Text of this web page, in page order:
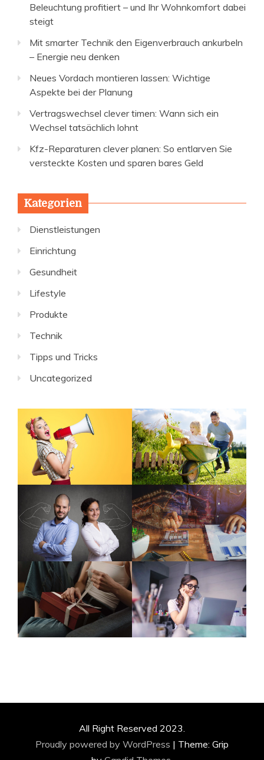
Beleuchtung profitiert – und Ihr Wohnkomfort dabei
steigt
Mit smarter Technik den Eigenverbrauch ankurbeln
– Energie neu denken
Neues Vordach montieren lassen: Wichtige
Aspekte bei der Planung
Vertragswechsel clever timen: Wann sich ein
Wechsel tatsächlich lohnt
Kfz-Reparaturen clever planen: So entlarven Sie
versteckte Kosten und sparen bares Geld
Kategorien
Dienstleistungen
Einrichtung
Gesundheit
Lifestyle
Produkte
Technik
Tipps und Tricks
Uncategorized
All Right Reserved 2023.
Proudly powered by WordPress | Theme: Grip